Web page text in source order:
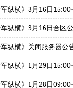
纵横》3月16日
纵横》3月16日合区
纵横》关闭服务器公
纵横》1月29日
纵横》1月28日